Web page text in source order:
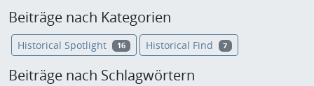
Beiträge nach Kategorien
Historical Spotlight 16 Historical Find 7
Beiträge nach Schlagwörtern